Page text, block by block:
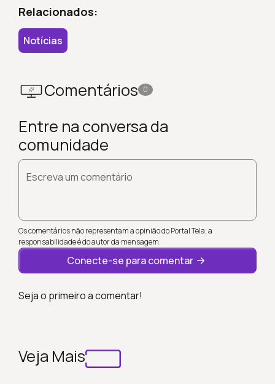
Relacionados:
Notícias
Comentários 0
Entre na conversa da
comunidade
Escreva um comentário
Os comentários não representam a opinião do Portal Tela; a
responsabilidade é do autor da mensagem.
Conecte-se para comentar
Seja o primeiro a comentar!
Veja Mais